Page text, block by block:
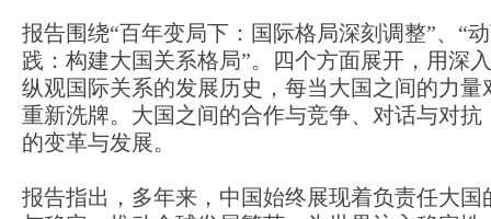
报告围绕“百年变局下：国际格局深刻调整”、“
践：构建大国关系格局”。四个方面展开，用深
纵观国际关系的发展历史，每当大国之间的力
重新洗牌。大国之间的合作与竞争、对话与对
的变革与发展。
报告指出，多年来，中国始终展现着负责任大